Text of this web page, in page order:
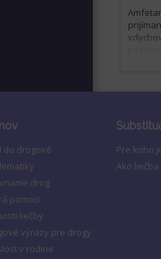
do drogové
drog
pomoci
liečby
výrazy pre drogy
v rodine
Pre koho
Ako